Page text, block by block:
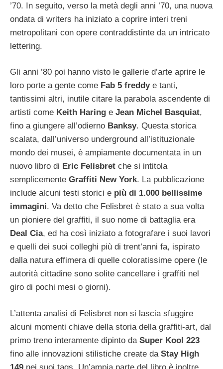
’70. In seguito, verso la metà degli anni ’70, una nuova
ondata di writers ha iniziato a coprire interi treni
metropolitani con opere contraddistinte da un intricato
lettering.
Gli anni ’80 poi hanno visto le gallerie d’arte aprire le
loro porte a gente come Fab 5 freddye tanti,
tantissimi altri, inutile citare la parabola ascendente di
artisti come Keith Haring e Jean Michel Basquiat,
fino a giungere all’odierno Banksy. Questa storica
scalata, dall’universo underground all’istituzionale
mondo dei musei, è ampiamente documentata in un
nuovo libro di Eric Felisbret che si intitola
semplicemente Graffiti New York. La pubblicazione
include alcuni testi storici e più di 1.000 bellissime
immagini. Va detto che Felisbret è stato a sua volta
un pioniere del graffiti, il suo nome di battaglia era
Deal Cia, ed ha così iniziato a fotografare i suoi lavori
e quelli dei suoi colleghi più di trent’anni fa, ispirato
dalla natura effimera di quelle coloratissime opere (le
autorità cittadine sono solite cancellare i graffiti nel
giro di pochi mesi o giorni).
L’attenta analisi di Felisbret non si lascia sfuggire
alcuni momenti chiave della storia della graffiti-art, dal
primo treno interamente dipinto da Super Kool 223
fino alle innovazioni stilistiche create da Stay High